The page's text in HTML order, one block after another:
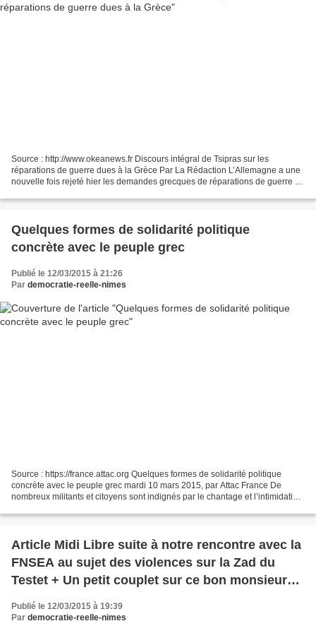
Source : http://www.okeanews.fr Discours intégral de Tsipras sur les
réparations de guerre dues à la Grèce Par La Rédaction L’Allemagne a une
nouvelle fois rejeté hier les demandes grecques de réparations de guerre à
Quelques formes de solidarité politique
concrète avec le peuple grec
Publié le 12/03/2015 à 21:26
Par democratie-reelle-nimes
Source : https://france.attac.org Quelques formes de solidarité politique
concrète avec le peuple grec mardi 10 mars 2015, par Attac France De
nombreux militants et citoyens sont indignés par le chantage et l’intimidation
Article Midi Libre suite à notre rencontre avec la
FNSEA au sujet des violences sur la Zad du
Testet + Un petit couplet sur ce bon monsieur
Publié le 12/03/2015 à 19:39
Par democratie-reelle-nimes